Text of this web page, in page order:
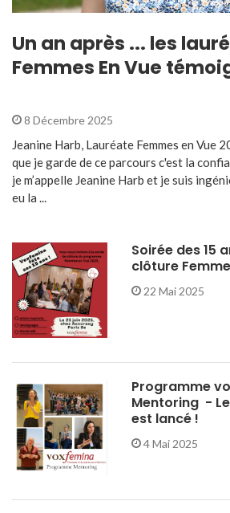
Un an après ... les
Femmes En Vue
8 Décembre 2025
Jeanine Harb, Lauréate Femmes en Vue
que je garde de ce parcours c'est la
je m’appelle Jeanine Harb et je suis
eu la ...
Soirée des 15
clôture
22 Mai 2025
Programme
Mentoring -
est lancé !
4 Mai 2025